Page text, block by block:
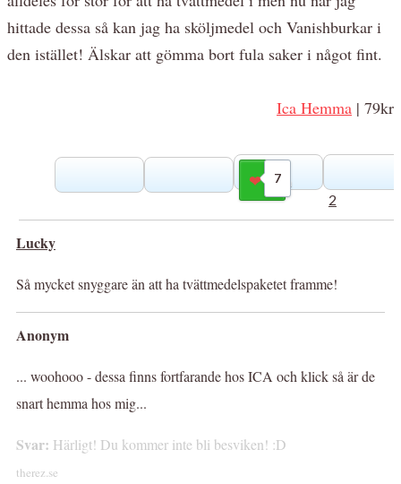
hittade dessa så kan jag ha sköljmedel och Vanishburkar i
den istället! Älskar att gömma bort fula saker i något fint.
Ica Hemma | 79kr
7
Gilla
2
Lucky
Så mycket snyggare än att ha tvättmedelspaketet framme!
Anonym
... woohooo - dessa finns fortfarande hos ICA och klick så är de
snart hemma hos mig...
Svar: Härligt! Du kommer inte bli besviken! :D
therez.se